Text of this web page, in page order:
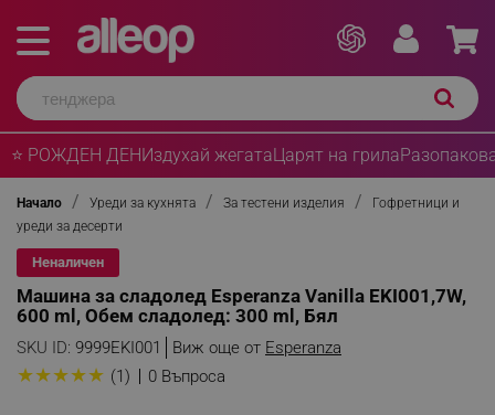
⭐ РОЖДЕН ДЕНИздухай жегатаЦарят на грила
Начало Уреди за кухнята За тестени изделия
Гофретници и
уреди за десерти
Неналичен
Машина за сладолед Esperanza Vanilla EKI001,7W,
600 ml, Обем сладолед: 300 ml, Бял
SKU ID: 9999EKI001 Виж още от Esperanza
★★★★★ (1) 0 Въпроса